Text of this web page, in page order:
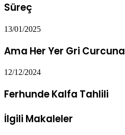
Süreç
13/01/2025
Ama Her Yer Gri Curcuna
12/12/2024
Ferhunde Kalfa Tahlili
İlgili Makaleler